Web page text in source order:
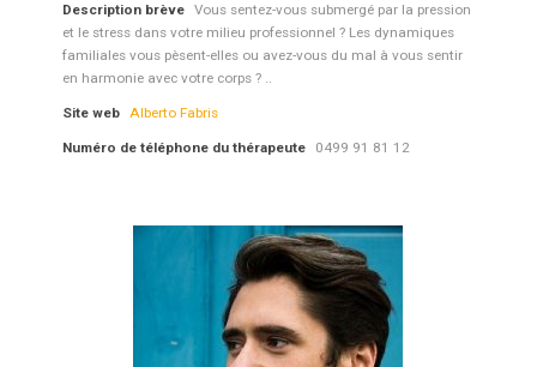
Description brève Vous sentez-vous submergé par la pression
et le stress dans votre milieu professionnel ? Les dynamiques
familiales vous pèsent-elles ou avez-vous du mal à vous sentir
en harmonie avec votre corps ? ..
Site web Alberto Fabris
Numéro de téléphone du thérapeute 0499 91 81 12